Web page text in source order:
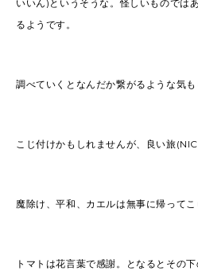
いいん)というそうな。怪しいものでは
るようです。
調べていくとなんだか繋がるような気も
こじ付けかもしれませんが、良い旅
魔除け、平和、カエルは無事に帰ってこ
トマトは花言葉で感謝。となるとその